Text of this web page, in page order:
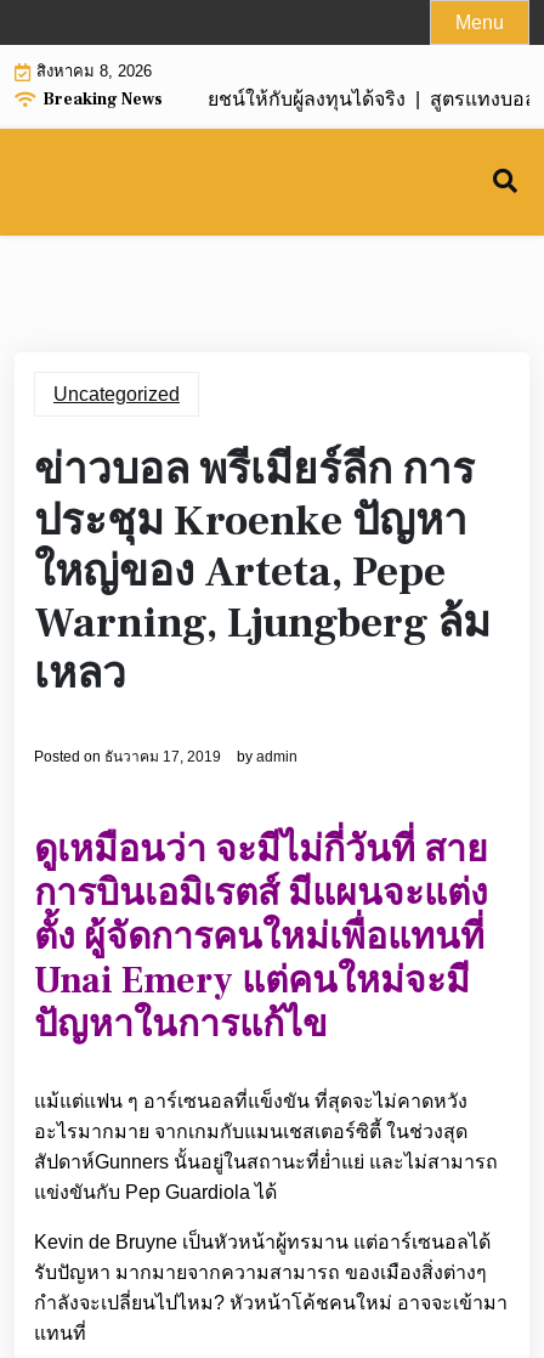
to
content
Menu
สิงหาคม 8, 2026
Breaking News
นง่าย สร้างผลผลประโยชน์ให้กับผู้ลงทุนได้จริง | สูตรแทงบอล
Uncategorized
ข่าวบอล พรีเมียร์ลีก การ
ประชุม Kroenke ปัญหา
ใหญ่ของ Arteta, Pepe
Warning, Ljungberg ล้ม
เหลว
Posted on ธันวาคม 17, 2019 by admin
ดูเหมือนว่า จะมีไม่กี่วันที่ สาย
การบินเอมิเรตส์ มีแผนจะแต่ง
ตั้ง ผู้จัดการคนใหม่เพื่อแทนที่
Unai Emery แต่คนใหม่จะมี
ปัญหาในการแก้ไข
แม้แต่แฟน ๆ อาร์เซนอลที่แข็งขัน ที่สุดจะไม่คาดหวัง
อะไรมากมาย จากเกมกับแมนเชสเตอร์ซิตี้ ในช่วงสุด
สัปดาห์Gunners นั้นอยู่ในสถานะที่ย่ำแย่ และไม่สามารถ
แข่งขันกับ Pep Guardiola ได้
Kevin de Bruyne เป็นหัวหน้าผู้ทรมาน แต่อาร์เซนอลได้
รับปัญหา มากมายจากความสามารถ ของเมืองสิ่งต่างๆ
กำลังจะเปลี่ยนไปไหม? หัวหน้าโค้ชคนใหม่ อาจจะเข้ามา
แทนที่